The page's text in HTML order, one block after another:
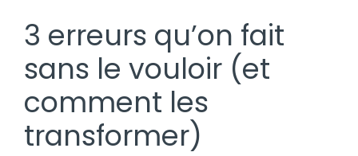
3 erreurs qu’on fait
sans le vouloir (et
comment les
transformer)